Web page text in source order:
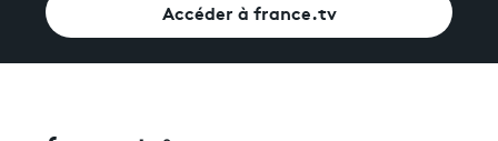
Accéder à france.tv